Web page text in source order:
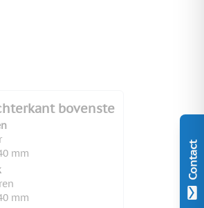
Contact
bovenste
mm
mm